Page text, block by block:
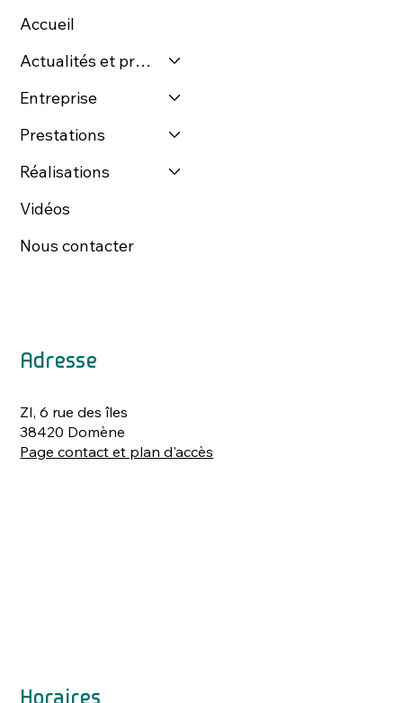
Accueil
Actualités et presse
Entreprise
Prestations
Réalisations
Vidéos
Nous contacter
Adresse
ZI, 6 rue des îles
38420 Domène
Page contact et plan d'accès